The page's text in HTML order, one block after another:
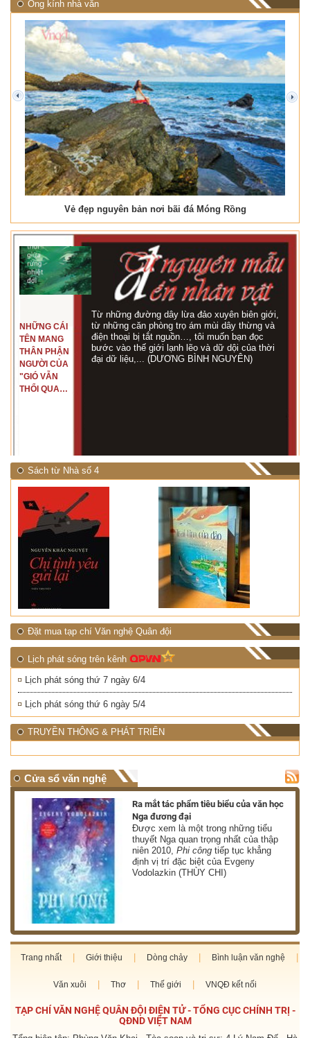
Ống kính nhà văn
Vẻ đẹp nguyên bản nơi bãi đá Móng Rồng
prev next
NHỮNG CÁI
TÊN MANG
THÂN PHẬN
NGƯỜI CỦA
"GIÓ VẪN
THỔI QUA
Từ những đường dây lừa đảo xuyên biên giới,
từ những căn phòng trọ ám mùi dây thừng và
điện thoại bị tắt nguồn…, tôi muốn bạn đọc
bước vào thế giới lạnh lẽo và dữ dội của thời
đại dữ liệu,... (DƯƠNG BÌNH NGUYÊN)
Sách từ Nhà số 4
Đặt mua tạp chí Văn nghệ Quân đội
Lịch phát sóng trên kênh
Lịch phát sóng thứ 7 ngày 6/4
Lịch phát sóng thứ 6 ngày 5/4
TRUYỀN THÔNG & PHÁT TRIỂN
Cửa sổ văn nghệ
Ra mắt tác phẩm tiêu biểu của văn học
Nga đương đại
Được xem là một trong những tiểu
thuyết Nga quan trọng nhất của thập
niên 2010,Phi công tiếp tục khẳng
định vị trí đặc biệt của Evgeny
Vodolazkin (THÙY CHI)
Trang nhất Giới thiệu Dòng chảy Bình luận văn nghệ
Văn xuôi Thơ Thế giới VNQĐ kết nối
TẠP CHÍ VĂN NGHỆ QUÂN ĐỘI ĐIỆN TỬ - TỔNG CỤC CHÍNH TRỊ -
QĐND VIỆT NAM